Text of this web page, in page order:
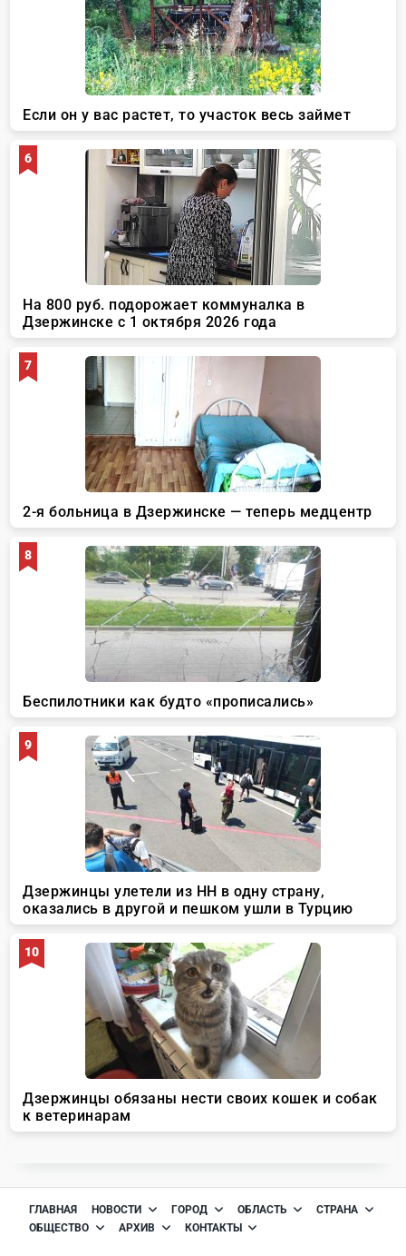
ГЛАВНАЯ НОВОСТИ ГОРОД ОБЛАСТЬ
СТРАНА
ОБЩЕСТВО
АРХИВ КОНТАКТЫ